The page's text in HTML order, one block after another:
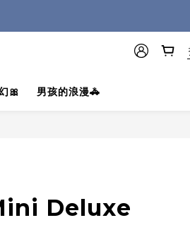
🎀 男孩的浪漫🚓
Deluxe